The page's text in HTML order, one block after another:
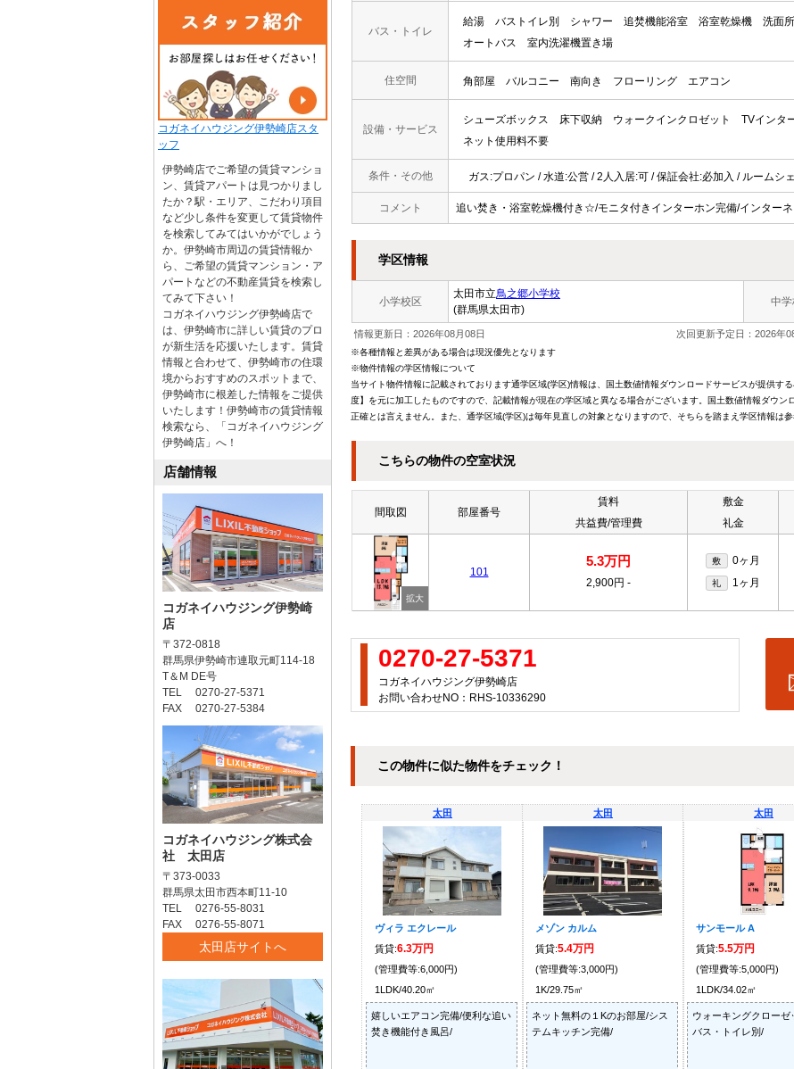
バス・トイレ
給湯 バストイレ別 シャワー 追焚機能浴室 浴室乾燥機 洗面
オートバス
室内洗濯機置き場
住空間 角部屋 バルコニー 南向き フローリング エアコン
設備・サービス
シューズボックス 床下収納 ウォークインクロゼット TVインタ
ネット使用料不要
条件・その他 ガス:プロパン / 水道:公営 / 2人入居:可 / 保証会社:必加入 / ルームシ
コメント 追い焚き・浴室乾燥機付き☆/モニタ付きインターホン完備/インター
学区情報
小学校区
太田市立鳥之郷小学校
(群馬県太田市)
中学
情報更新日：2026年08月08日 次回更新予定日：2026年
※各種情報と差異がある場合は現況優先となります
※物件情報の学区情報について
当サイト物件情報に記載されております通学区域(学区)情報は、国土数値情報ダウンロードサービスが提供す
度】を元に加工したものですので、記載情報が現在の学区域と異なる場合がございます。国土数値情報ダウ
正確とは言えません。また、通学区域(学区)は毎年見直しの対象となりますので、そちらを踏まえ学区情報は参
こちらの物件の空室状況
間取図 部屋番号
賃料
共益費/管理費
敷金
礼金
101
5.3万円
2,900円 -
敷 0ヶ月
礼 1ヶ月
0270-27-5371
コガネイハウジング伊勢崎店
お問い合わせNO：RHS-10336290
この物件に似た物件をチェック！
太田
ヴィラ エクレール
賃貸:6.3万円
(管理費等:6,000円)
1LDK/40.20㎡
嬉しいエアコン完備/便利な追い
焚き機能付き風呂/
太田
メゾン カルム
賃貸:5.4万円
(管理費等:3,000円)
1K/29.75㎡
ネット無料の１Kのお部屋/シス
テムキッチン完備/
太田
サンモール A
賃貸:5.5万円
(管理費等:5,000円)
1LDK/34.02㎡
ウォーキングクローゼ
バス・トイレ別/
コガネイハウジング伊勢崎店スタ
ッフ
伊勢崎店でご希望の賃貸マンショ
ン、賃貸アパートは見つかりまし
たか？駅・エリア、こだわり項目
など少し条件を変更して賃貸物件
を検索してみてはいかがでしょう
か。伊勢崎市周辺の賃貸情報か
ら、ご希望の賃貸マンション・ア
パートなどの不動産賃貸を検索し
てみて下さい！
コガネイハウジング伊勢崎店で
は、伊勢崎市に詳しい賃貸のプロ
が新生活を応援いたします。賃貸
情報と合わせて、伊勢崎市の住環
境からおすすめのスポットまで、
伊勢崎市に根差した情報をご提供
いたします！伊勢崎市の賃貸情報
検索なら、「コガネイハウジング
伊勢崎店」へ！
店舗情報
コガネイハウジング伊勢崎
店
〒372-0818
群馬県伊勢崎市連取元町114-18
T＆M DE号
TEL 0270-27-5371
FAX 0270-27-5384
コガネイハウジング株式会
社 太田店
〒373-0033
群馬県太田市西本町11-10
TEL 0276-55-8031
FAX 0276-55-8071
太田店サイトへ